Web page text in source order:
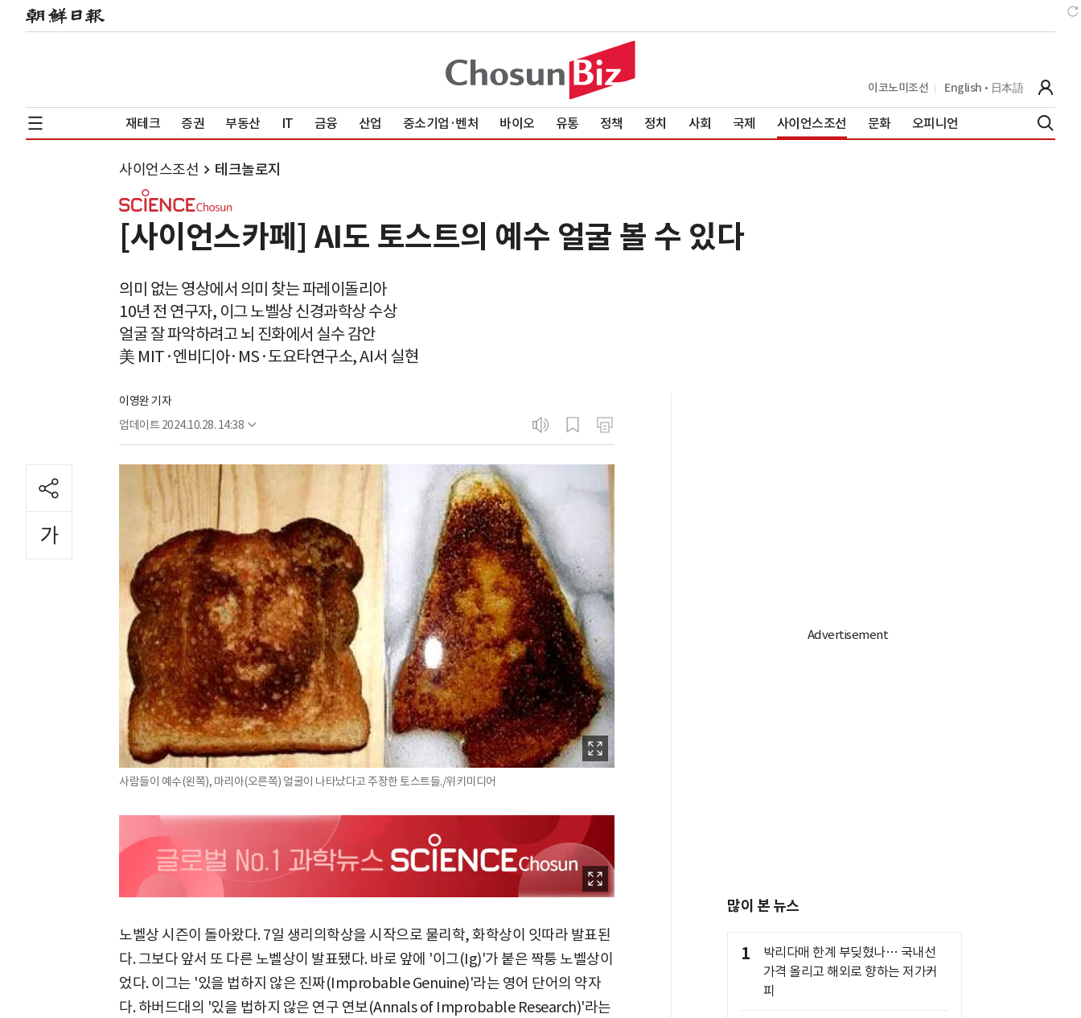
이코노미조선 English 日本語
재테크 증권 부동산 IT 금융 산업 중소기업·벤처 바이오 유통 정책 정치 사회 국제 사이언스조선 문화 오피니언
사이언스조선 테크놀로지
[사이언스카페] AI도 토스트의 예수 얼굴 볼 수 있다
의미 없는 영상에서 의미 찾는 파레이돌리아
10년 전 연구자, 이그 노벨상 신경과학상 수상
얼굴 잘 파악하려고 뇌 진화에서 실수 감안
美 MIT·엔비디아·MS·도요타연구소, AI서 실현
이영완 기자
업데이트 2024.10.28. 14:38
사람들이 예수(왼쪽), 마리아(오른쪽) 얼굴이 나타났다고 주장한 토스트들./위키미디어
노벨상 시즌이 돌아왔다. 7일 생리의학상을 시작으로 물리학, 화학상이 잇따라 발표된
다. 그보다 앞서 또 다른 노벨상이 발표됐다. 바로 앞에 '이그(Ig)'가 붙은 짝퉁 노벨상이
었다. 이그는 '있을 법하지 않은 진짜(Improbable Genuine)'라는 영어 단어의 약자
다. 하버드대의 '있을 법하지 않은 연구 연보(Annals of Improbable Research)'라는
많이 본 뉴스
1
박리다매 한계 부딪혔나… 국내선
가격 올리고 해외로 향하는 저가커
피